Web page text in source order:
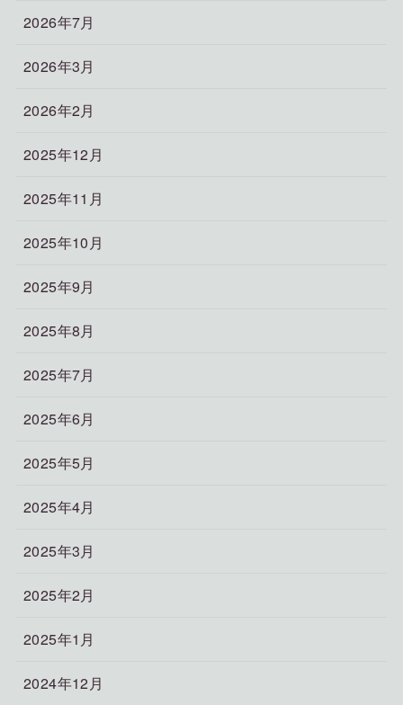
2026年7月
2026年3月
2026年2月
2025年12月
2025年11月
2025年10月
2025年9月
2025年8月
2025年7月
2025年6月
2025年5月
2025年4月
2025年3月
2025年2月
2025年1月
2024年12月